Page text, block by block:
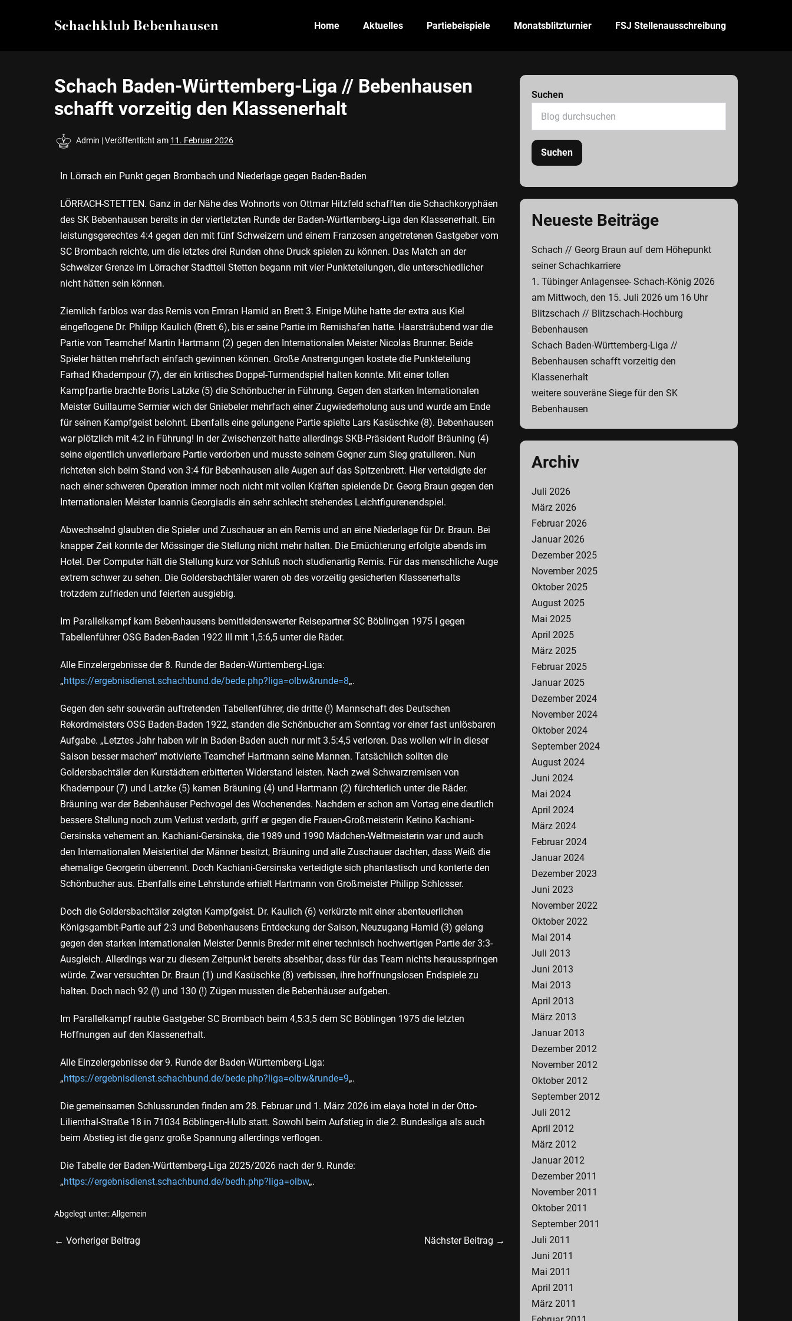
Schachklub Bebenhausen Home Aktuelles Partiebeispiele Monatsblitzturnier FSJ Stellenausschreibung
Schach Baden-Württemberg-Liga // Bebenhausen
schafft vorzeitig den Klassenerhalt
Admin |Veröffentlicht am 11. Februar 2026
In Lörrach ein Punkt gegen Brombach und Niederlage gegen Baden-Baden
LÖRRACH-STETTEN. Ganz in der Nähe des Wohnorts von Ottmar Hitzfeld schafften die Schachkoryphäen
des SK Bebenhausen bereits in der viertletzten Runde der Baden-Württemberg-Liga den Klassenerhalt. Ein
leistungsgerechtes 4:4 gegen den mit fünf Schweizern und einem Franzosen angetretenen Gastgeber vom
SC Brombach reichte, um die letztes drei Runden ohne Druck spielen zu können. Das Match an der
Schweizer Grenze im Lörracher Stadtteil Stetten begann mit vier Punkteteilungen, die unterschiedlicher
nicht hätten sein können.
Ziemlich farblos war das Remis von Emran Hamid an Brett 3. Einige Mühe hatte der extra aus Kiel
eingeflogene Dr. Philipp Kaulich (Brett 6), bis er seine Partie im Remishafen hatte. Haarsträubend war die
Partie von Teamchef Martin Hartmann (2) gegen den Internationalen Meister Nicolas Brunner. Beide
Spieler hätten mehrfach einfach gewinnen können. Große Anstrengungen kostete die Punkteteilung
Farhad Khadempour (7), der ein kritisches Doppel-Turmendspiel halten konnte. Mit einer tollen
Kampfpartie brachte Boris Latzke (5) die Schönbucher in Führung. Gegen den starken Internationalen
Meister Guillaume Sermier wich der Gniebeler mehrfach einer Zugwiederholung aus und wurde am Ende
für seinen Kampfgeist belohnt. Ebenfalls eine gelungene Partie spielte Lars Kasüschke (8). Bebenhausen
war plötzlich mit 4:2 in Führung! In der Zwischenzeit hatte allerdings SKB-Präsident Rudolf Bräuning (4)
seine eigentlich unverlierbare Partie verdorben und musste seinem Gegner zum Sieg gratulieren. Nun
richteten sich beim Stand von 3:4 für Bebenhausen alle Augen auf das Spitzenbrett. Hier verteidigte der
nach einer schweren Operation immer noch nicht mit vollen Kräften spielende Dr. Georg Braun gegen den
Internationalen Meister Ioannis Georgiadis ein sehr schlecht stehendes Leichtfigurenendspiel.
Abwechselnd glaubten die Spieler und Zuschauer an ein Remis und an eine Niederlage für Dr. Braun. Bei
knapper Zeit konnte der Mössinger die Stellung nicht mehr halten. Die Ernüchterung erfolgte abends im
Hotel. Der Computer hält die Stellung kurz vor Schluß noch studienartig Remis. Für das menschliche Auge
extrem schwer zu sehen. Die Goldersbachtäler waren ob des vorzeitig gesicherten Klassenerhalts
trotzdem zufrieden und feierten ausgiebig.
Im Parallelkampf kam Bebenhausens bemitleidenswerter Reisepartner SC Böblingen 1975 I gegen
Tabellenführer OSG Baden-Baden 1922 III mit 1,5:6,5 unter die Räder.
Alle Einzelergebnisse der 8. Runde der Baden-Württemberg-Liga:
„https://ergebnisdienst.schachbund.de/bede.php?liga=olbw&runde=8„.
Gegen den sehr souverän auftretenden Tabellenführer, die dritte (!) Mannschaft des Deutschen
Rekordmeisters OSG Baden-Baden 1922, standen die Schönbucher am Sonntag vor einer fast unlösbaren
Aufgabe. „Letztes Jahr haben wir in Baden-Baden auch nur mit 3.5:4,5 verloren. Das wollen wir in dieser
Saison besser machen“ motivierte Teamchef Hartmann seine Mannen. Tatsächlich sollten die
Goldersbachtäler den Kurstädtern erbitterten Widerstand leisten. Nach zwei Schwarzremisen von
Khadempour (7) und Latzke (5) kamen Bräuning (4) und Hartmann (2) fürchterlich unter die Räder.
Bräuning war der Bebenhäuser Pechvogel des Wochenendes. Nachdem er schon am Vortag eine deutlich
bessere Stellung noch zum Verlust verdarb, griff er gegen die Frauen-Großmeisterin Ketino Kachiani-
Gersinska vehement an. Kachiani-Gersinska, die 1989 und 1990 Mädchen-Weltmeisterin war und auch
den Internationalen Meistertitel der Männer besitzt, Bräuning und alle Zuschauer dachten, dass Weiß die
ehemalige Georgerin überrennt. Doch Kachiani-Gersinska verteidigte sich phantastisch und konterte den
Schönbucher aus. Ebenfalls eine Lehrstunde erhielt Hartmann von Großmeister Philipp Schlosser.
Doch die Goldersbachtäler zeigten Kampfgeist. Dr. Kaulich (6) verkürzte mit einer abenteuerlichen
Königsgambit-Partie auf 2:3 und Bebenhausens Entdeckung der Saison, Neuzugang Hamid (3) gelang
gegen den starken Internationalen Meister Dennis Breder mit einer technisch hochwertigen Partie der 3:3-
Ausgleich. Allerdings war zu diesem Zeitpunkt bereits absehbar, dass für das Team nichts herausspringen
würde. Zwar versuchten Dr. Braun (1) und Kasüschke (8) verbissen, ihre hoffnungslosen Endspiele zu
halten. Doch nach 92 (!) und 130 (!) Zügen mussten die Bebenhäuser aufgeben.
Im Parallelkampf raubte Gastgeber SC Brombach beim 4,5:3,5 dem SC Böblingen 1975 die letzten
Hoffnungen auf den Klassenerhalt.
Alle Einzelergebnisse der 9. Runde der Baden-Württemberg-Liga:
„https://ergebnisdienst.schachbund.de/bede.php?liga=olbw&runde=9„.
Die gemeinsamen Schlussrunden finden am 28. Februar und 1. März 2026 im elaya hotel in der Otto-
Lilienthal-Straße 18 in 71034 Böblingen-Hulb statt. Sowohl beim Aufstieg in die 2. Bundesliga als auch
beim Abstieg ist die ganz große Spannung allerdings verflogen.
Die Tabelle der Baden-Württemberg-Liga 2025/2026 nach der 9. Runde:
„https://ergebnisdienst.schachbund.de/bedh.php?liga=olbw„.
Abgelegt unter:Allgemein
← Vorheriger Beitrag Nächster Beitrag →
Suchen
Suchen
Neueste Beiträge
Schach // Georg Braun auf dem Höhepunkt
seiner Schachkarriere
1. Tübinger Anlagensee- Schach-König 2026
am Mittwoch, den 15. Juli 2026 um 16 Uhr
Blitzschach // Blitzschach-Hochburg
Bebenhausen
Schach Baden-Württemberg-Liga //
Bebenhausen schafft vorzeitig den
Klassenerhalt
weitere souveräne Siege für den SK
Bebenhausen
Archiv
Juli 2026
März 2026
Februar 2026
Januar 2026
Dezember 2025
November 2025
Oktober 2025
August 2025
Mai 2025
April 2025
März 2025
Februar 2025
Januar 2025
Dezember 2024
November 2024
Oktober 2024
September 2024
August 2024
Juni 2024
Mai 2024
April 2024
März 2024
Februar 2024
Januar 2024
Dezember 2023
Juni 2023
November 2022
Oktober 2022
Mai 2014
Juli 2013
Juni 2013
Mai 2013
April 2013
März 2013
Januar 2013
Dezember 2012
November 2012
Oktober 2012
September 2012
Juli 2012
April 2012
März 2012
Januar 2012
Dezember 2011
November 2011
Oktober 2011
September 2011
Juli 2011
Juni 2011
Mai 2011
April 2011
März 2011